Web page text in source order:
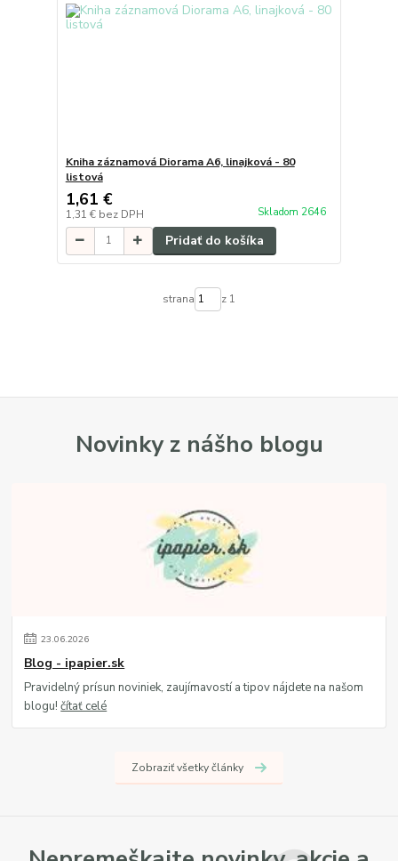
Kniha záznamová Diorama A6, linajková - 80
listová
1,61 €
1,31 € bez DPH Skladom 2646
Pridať do košíka
strana z 1
Novinky z nášho blogu
23.06.2026
Blog - ipapier.sk
Pravidelný prísun noviniek, zaujímavostí a tipov nájdete na našom
blogu!čítať celé
Zobraziť všetky články